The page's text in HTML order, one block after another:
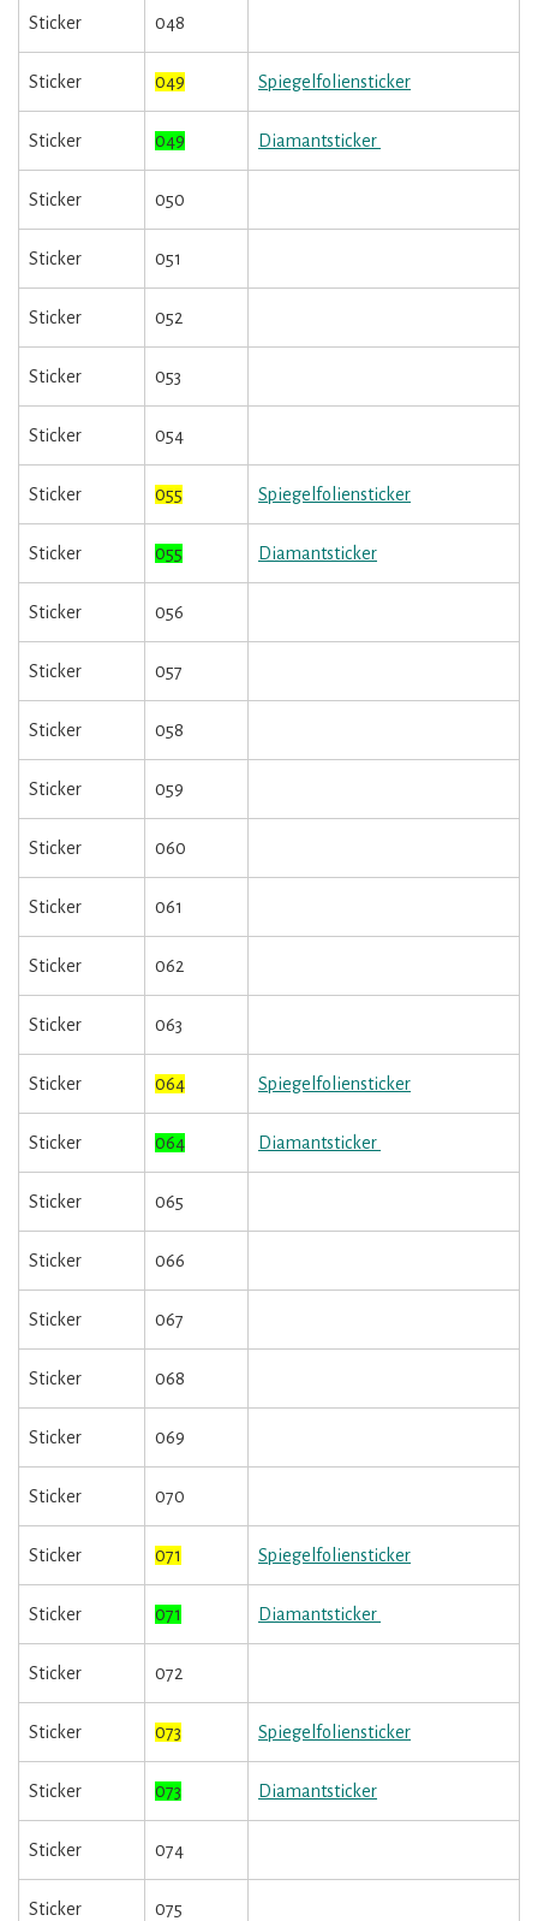
Sticker 048
Sticker 049 Spiegelfoliensticker
Sticker 049 Diamantsticker
Sticker 050
Sticker 051
Sticker 052
Sticker 053
Sticker 054
Sticker 055 Spiegelfoliensticker
Sticker 055 Diamantsticker
Sticker 056
Sticker 057
Sticker 058
Sticker 059
Sticker 060
Sticker 061
Sticker 062
Sticker 063
Sticker 064 Spiegelfoliensticker
Sticker 064 Diamantsticker
Sticker 065
Sticker 066
Sticker 067
Sticker 068
Sticker 069
Sticker 070
Sticker 071 Spiegelfoliensticker
Sticker 071 Diamantsticker
Sticker 072
Sticker 073 Spiegelfoliensticker
Sticker 073 Diamantsticker
Sticker 074
Sticker 075